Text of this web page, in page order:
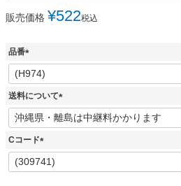
販売価格 ¥522税込
品番
(
必
須
送料について
(
必
Cコード
(
必